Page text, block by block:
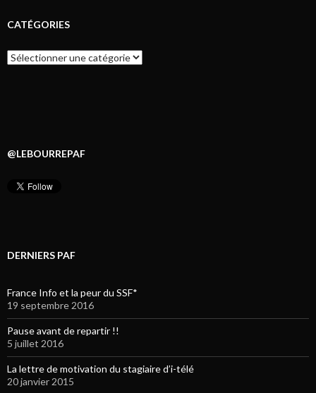
CATÉGORIES
Catégories
@LEBOURREPAF
DERNIERS PAF
France Info et la peur du SSF*
19 septembre 2016
Pause avant de repartir !!
5 juillet 2016
La lettre de motivation du stagiaire d’i-télé
20 janvier 2015